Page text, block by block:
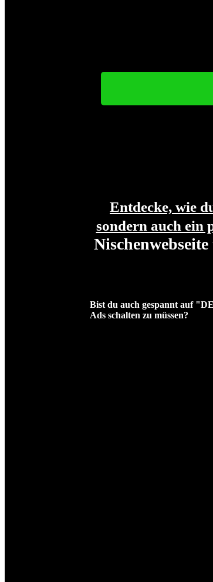
Entdecke, wie
sondern auch ein
Bist du auch gespannt auf
Ads schalten zu müssen?